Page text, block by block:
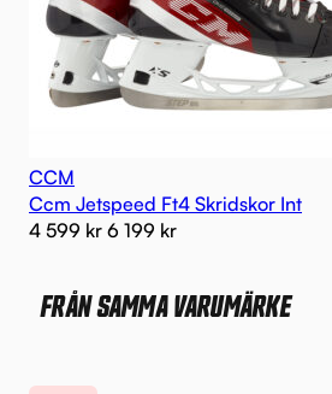
CCM
Ccm Jetspeed Ft4 Skridskor Int
4 599 kr 6 199 kr
FRÅN SAMMA VARUMÄRKE